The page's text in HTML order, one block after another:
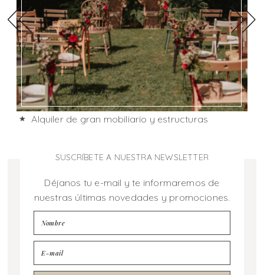
Alquiler de gran mobiliario y estructuras
SUSCRÍBETE A NUESTRA NEWSLETTER
Déjanos tu e-mail y te informaremos de
nuestras últimas novedades y promociones.